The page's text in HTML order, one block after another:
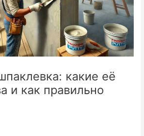
какие её
и как правильно